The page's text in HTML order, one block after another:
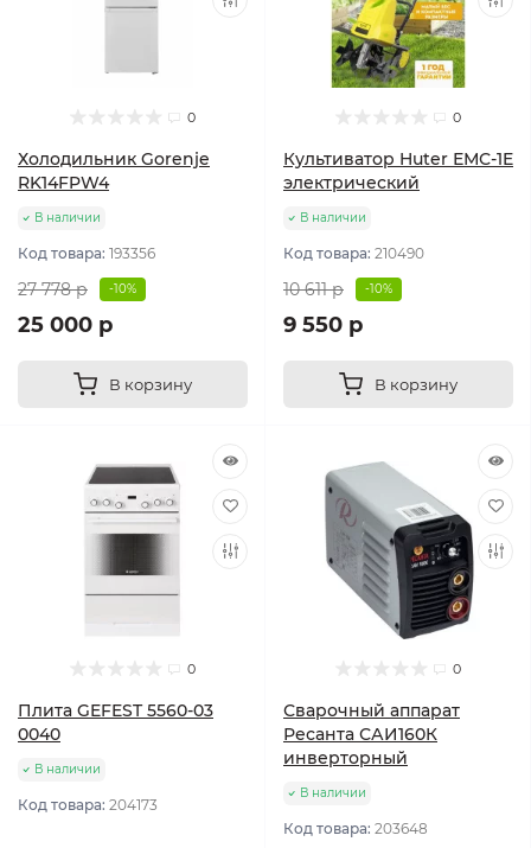
0
Холодильник Gorenje
RK14FPW4
В наличии
Код товара: 193356
27 778 р -10%
25 000 р
В корзину
0
Культиватор Huter ЕМС-1E
электрический
В наличии
Код товара: 210490
10 611 р -10%
9 550 р
В корзину
0
Плита GEFEST 5560-03
0040
В наличии
Код товара: 204173
0
Сварочный аппарат
Ресанта САИ160К
инверторный
В наличии
Код товара: 203648